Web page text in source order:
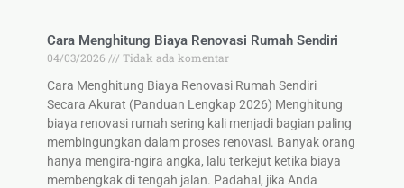
Cara Menghitung Biaya Renovasi Rumah Sendiri
04/03/2026
Tidak ada komentar
Cara Menghitung Biaya Renovasi Rumah Sendiri
Secara Akurat (Panduan Lengkap 2026) Menghitung
biaya renovasi rumah sering kali menjadi bagian paling
membingungkan dalam proses renovasi. Banyak orang
hanya mengira-ngira angka, lalu terkejut ketika biaya
membengkak di tengah jalan. Padahal, jika Anda